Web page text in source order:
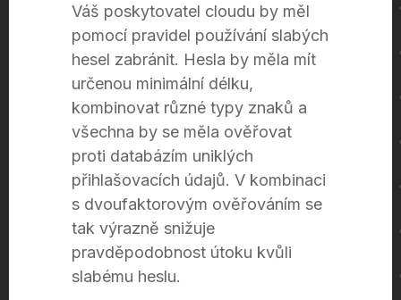
Váš poskytovatel cloudu by měl
pomocí pravidel používání slabých
hesel zabránit. Hesla by měla mít
určenou minimální délku,
kombinovat různé typy znaků a
všechna by se měla ověřovat
proti databázím uniklých
přihlašovacích údajů. V kombinaci
s dvoufaktorovým ověřováním se
tak výrazně snižuje
pravděpodobnost útoku kvůli
slabému heslu.